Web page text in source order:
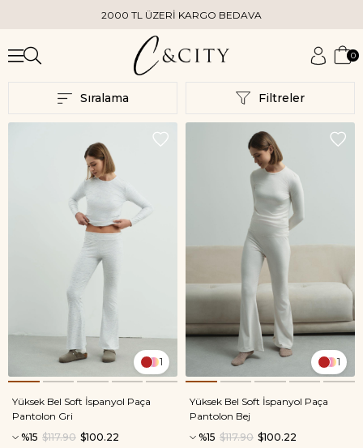
2000 TL ÜZERİ KARGO BEDAVA
0
Filtreler
Sıralama
1
Yüksek Bel Soft İspanyol Paça
Pantolon Gri
%15
$100.22
$117.90
1
Yüksek Bel Soft İspanyol Paça
Pantolon Bej
%15
$100.22
$117.90